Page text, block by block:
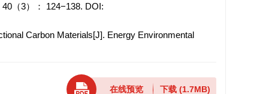
（3）： 124−138. DOI:
Carbon Materials[J]. Energy Environmental
在线预览 下载 (1.7MB)